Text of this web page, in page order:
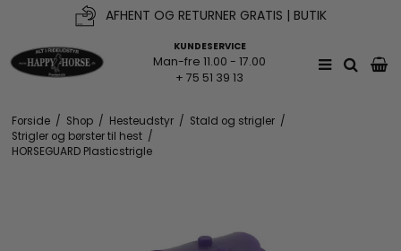
AFHENT OG RETURNER GRATIS | BUTIK
KUNDESERVICE
Man-fre 11.00 - 17.00
+ 75 51 39 13
Forside / Shop / Hesteudstyr / Stald og strigler /
Strigler og børster til hest /
HORSEGUARD Plasticstrigle